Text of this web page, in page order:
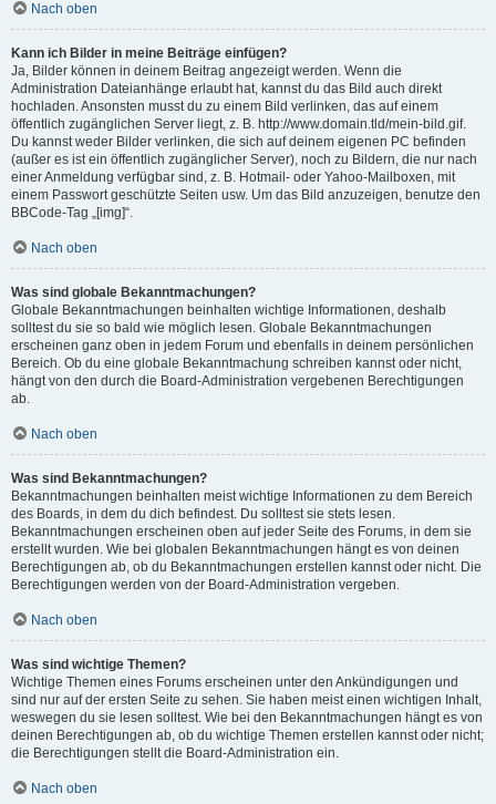
Nach oben
Kann ich Bilder in meine Beiträge einfügen?
Ja, Bilder können in deinem Beitrag angezeigt werden. Wenn die
Administration Dateianhänge erlaubt hat, kannst du das Bild auch direkt
hochladen. Ansonsten musst du zu einem Bild verlinken, das auf einem
öffentlich zugänglichen Server liegt, z. B. http://www.domain.tld/mein-bild.gif.
Du kannst weder Bilder verlinken, die sich auf deinem eigenen PC befinden
(außer es ist ein öffentlich zugänglicher Server), noch zu Bildern, die nur nach
einer Anmeldung verfügbar sind, z. B. Hotmail- oder Yahoo-Mailboxen, mit
einem Passwort geschützte Seiten usw. Um das Bild anzuzeigen, benutze den
BBCode-Tag „[img]“.
Nach oben
Was sind globale Bekanntmachungen?
Globale Bekanntmachungen beinhalten wichtige Informationen, deshalb
solltest du sie so bald wie möglich lesen. Globale Bekanntmachungen
erscheinen ganz oben in jedem Forum und ebenfalls in deinem persönlichen
Bereich. Ob du eine globale Bekanntmachung schreiben kannst oder nicht,
hängt von den durch die Board-Administration vergebenen Berechtigungen
ab.
Nach oben
Was sind Bekanntmachungen?
Bekanntmachungen beinhalten meist wichtige Informationen zu dem Bereich
des Boards, in dem du dich befindest. Du solltest sie stets lesen.
Bekanntmachungen erscheinen oben auf jeder Seite des Forums, in dem sie
erstellt wurden. Wie bei globalen Bekanntmachungen hängt es von deinen
Berechtigungen ab, ob du Bekanntmachungen erstellen kannst oder nicht. Die
Berechtigungen werden von der Board-Administration vergeben.
Nach oben
Was sind wichtige Themen?
Wichtige Themen eines Forums erscheinen unter den Ankündigungen und
sind nur auf der ersten Seite zu sehen. Sie haben meist einen wichtigen Inhalt,
weswegen du sie lesen solltest. Wie bei den Bekanntmachungen hängt es von
deinen Berechtigungen ab, ob du wichtige Themen erstellen kannst oder nicht;
die Berechtigungen stellt die Board-Administration ein.
Nach oben